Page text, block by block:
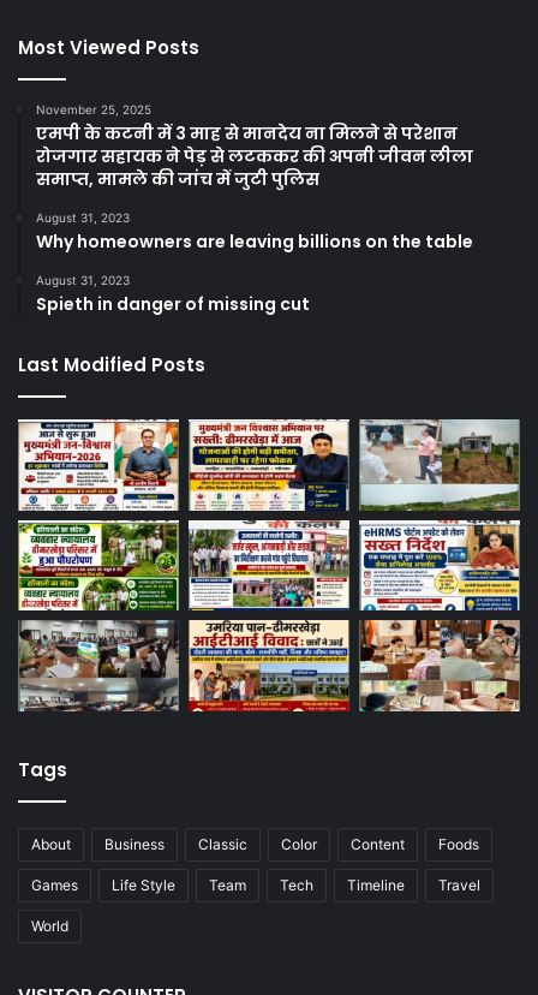
Most Viewed Posts
November 25, 2025
एमपी के कटनी में 3 माह से मानदेय ना मिलने से परेशान
रोजगार सहायक ने पेड़ से लटककर की अपनी जीवन लीला
समाप्त, मामले की जांच में जुटी पुलिस
August 31, 2023
Why homeowners are leaving billions on the table
August 31, 2023
Spieth in danger of missing cut
Last Modified Posts
Tags
About Business Classic Color Content Foods
Games Life Style Team Tech Timeline Travel
World